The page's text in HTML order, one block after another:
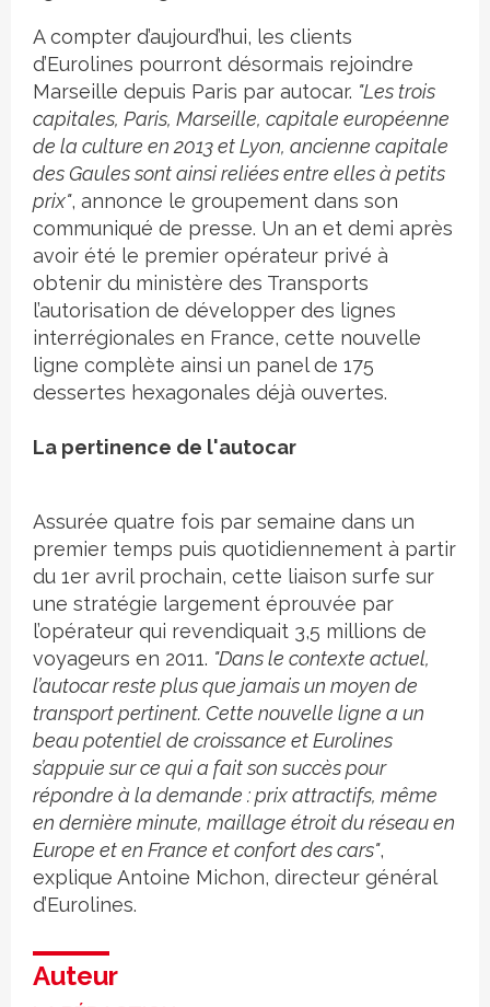
A compter d’aujourd’hui, les clients
d’Eurolines pourront désormais rejoindre
Marseille depuis Paris par autocar. "Les trois
capitales, Paris, Marseille, capitale européenne
de la culture en 2013 et Lyon, ancienne capitale
des Gaules sont ainsi reliées entre elles à petits
prix", annonce le groupement dans son
communiqué de presse. Un an et demi après
avoir été le premier opérateur privé à
obtenir du ministère des Transports
l’autorisation de développer des lignes
interrégionales en France, cette nouvelle
ligne complète ainsi un panel de 175
dessertes hexagonales déjà ouvertes.
La pertinence de l'autocar
Assurée quatre fois par semaine dans un
premier temps puis quotidiennement à partir
du 1er avril prochain, cette liaison surfe sur
une stratégie largement éprouvée par
l’opérateur qui revendiquait 3,5 millions de
voyageurs en 2011. "Dans le contexte actuel,
l’autocar reste plus que jamais un moyen de
transport pertinent. Cette nouvelle ligne a un
beau potentiel de croissance et Eurolines
s’appuie sur ce qui a fait son succès pour
répondre à la demande : prix attractifs, même
en dernière minute, maillage étroit du réseau en
Europe et en France et confort des cars",
explique Antoine Michon, directeur général
d’Eurolines.
Auteur